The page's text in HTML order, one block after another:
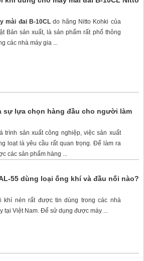
mài đai B-10CLdo hãng Nitto Kohki của
Bản sản xuất, là sản phẩm rất phổ thông
các nhà máy gia ...
sự lựa chọn hàng đầu cho người làm
trình sản xuất công nghiệp, việc sản xuất
loạt là yêu cầu rất quan trọng. Để làm ra
các sản phẩm hàng ...
55 dùng loại ống khí và đầu nối nào?
khí nén rất được tin dùng trong các nhà
tại Việt Nam. Để sử dụng được máy ...